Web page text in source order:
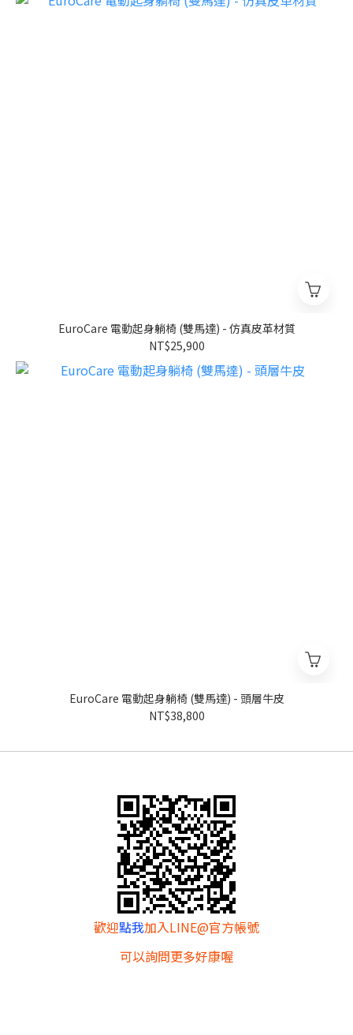
EuroCare 電動起身躺椅 (雙馬達) - 仿真皮革材質
NT$25,900
EuroCare 電動起身躺椅 (雙馬達) - 頭層牛皮
NT$38,800
歡迎點我加入LINE@官方帳號
可以詢問更多好康喔